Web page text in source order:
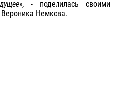
- поделилась своими
Немкова.